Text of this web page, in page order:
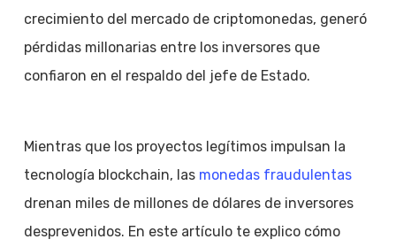
crecimiento del mercado de criptomonedas, generó
pérdidas millonarias entre los inversores que
confiaron en el respaldo del jefe de Estado.
Mientras que los proyectos legítimos impulsan la
tecnología blockchain, las monedas fraudulentas
drenan miles de millones de dólares de inversores
desprevenidos. En este artículo te explico cómo